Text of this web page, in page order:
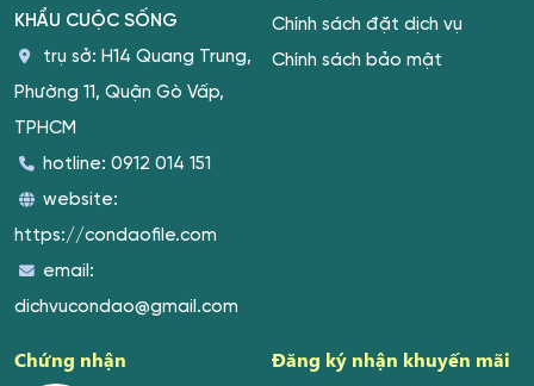
KHẨU CUỘC SỐNG
trụ sở: H14 Quang Trung,
Phường 11, Quận Gò Vấp,
TPHCM
hotline: 0912 014 151
website:
https://condaofile.com
email:
dichvucondao@gmail.com
Chính sách đặt dịch vụ
Chính sách bảo mật
Chứng nhận Đăng ký nhận khuyến mãi